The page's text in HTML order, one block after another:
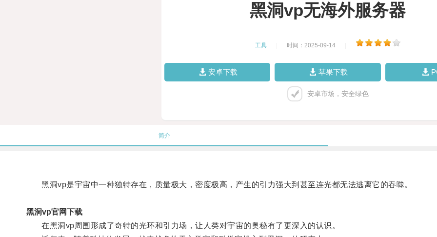
黑洞vp无海外服务器
工具 时间：2025-09-14
安卓下载 苹果下载
安卓市场，安全绿色
简介
黑洞vp是宇宙中一种独特存在，质量极大，密度极高，产生的引力强大到甚至连光都无法逃离它的吞噬。
黑洞vp官网下载
在黑洞vp周围形成了奇特的光环和引力场，让人类对宇宙的奥秘有了更深入的认识。